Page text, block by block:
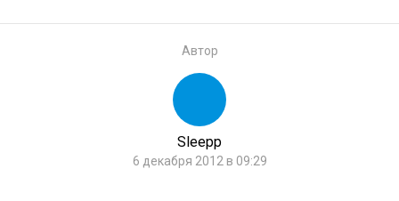
Автор
Sleepp
6 декабря 2012 в 09:29